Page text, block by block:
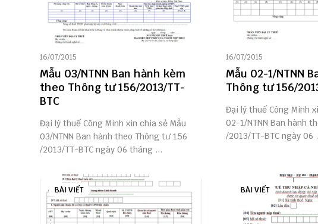
16/07/2015
Mẫu 03/NTNN Ban hành kèm
theo Thông tư 156/2013/TT-
BTC
Đại lý thuế Công Minh xin chia sẻ Mẫu
03/NTNN Ban hành theo Thông tư 156
/2013/TT-BTC ngày 06 tháng ...
16/07/2015
Mẫu 02-1/NTNN
Thông tư 156/
Đại lý thuế Công Minh
02-1/NTNN Ban hành
/2013/TT-BTC ngày 06
BÀI VIẾT BÀI VIẾT